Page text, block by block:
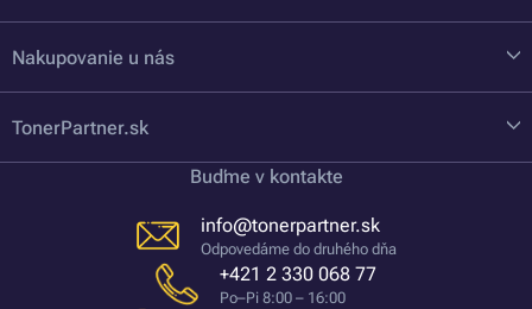
Nakupovanie u nás
TonerPartner.sk
Buďme v kontakte
info@tonerpartner.sk
Odpovedáme do druhého dňa
+421 2 330 068 77
Po–Pi 8:00 – 16:00